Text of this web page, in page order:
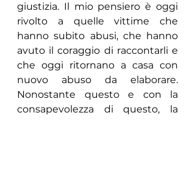
giustizia. Il mio pensiero è oggi
rivolto a quelle vittime che
hanno subito abusi, che hanno
avuto il coraggio di raccontarli e
che oggi ritornano a casa con
nuovo abuso da elaborare.
Nonostante questo e con la
consapevolezza di questo, la